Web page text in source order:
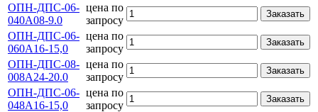
ОПН-ДПС-06-
040А08-9.0
цена по
запросу
Заказать
ОПН-ДПС-06-
060А16-15,0
цена по
запросу
Заказать
ОПН-ДПС-08-
008А24-20.0
цена по
запросу
Заказать
ОПН-ДПС-06-
048А16-15,0
цена по
запросу
Заказать